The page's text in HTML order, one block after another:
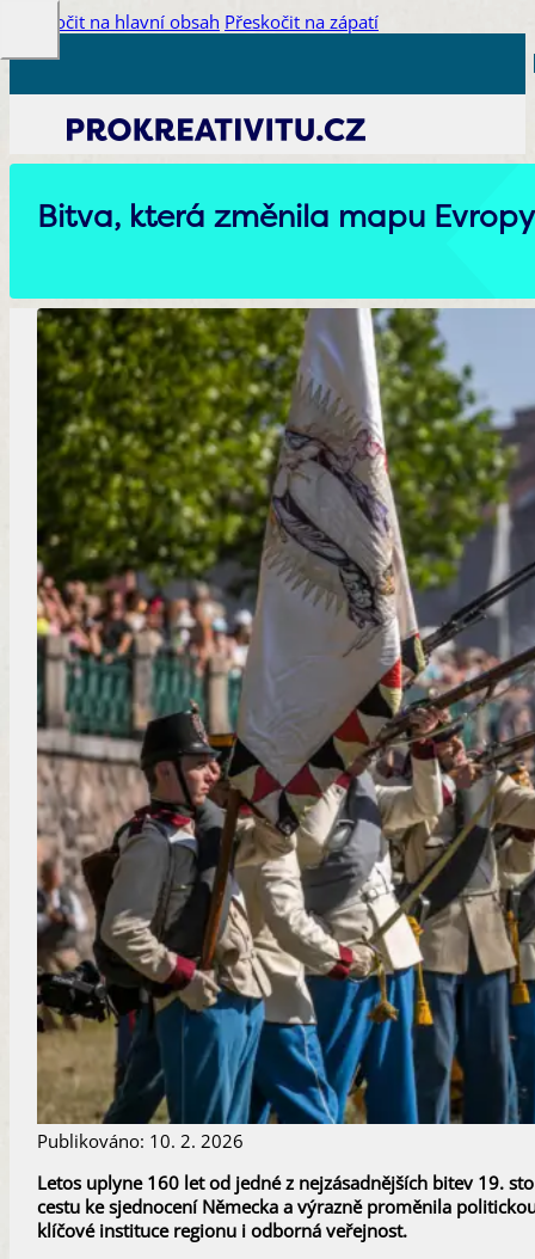
Přeskočit na hlavní obsah Přeskočit na zápatí
Bitva, která změnila mapu
Publikováno: 10. 2. 2026
Letos uplyne 160 let od jedné z nejzásadnějších bitev 19.
cestu ke sjednocení Německa a výrazně proměnila
klíčové instituce regionu i odborná veřejnost.